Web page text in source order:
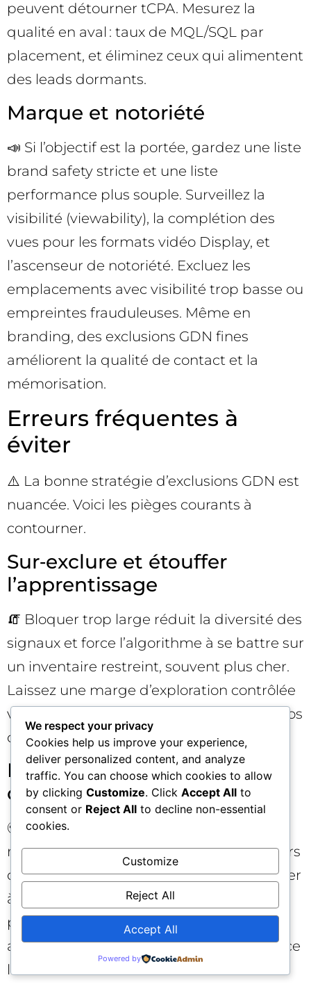
peuvent détourner tCPA. Mesurez la
qualité en aval : taux de MQL/SQL par
placement, et éliminez ceux qui alimentent
des leads dormants.
Marque et notoriété
📣 Si l’objectif est la portée, gardez une liste
brand safety stricte et une liste
performance plus souple. Surveillez la
visibilité (viewability), la complétion des
vues pour les formats vidéo Display, et
l’ascenseur de notoriété. Excluez les
emplacements avec visibilité trop basse ou
empreintes frauduleuses. Même en
branding, des exclusions GDN fines
améliorent la qualité de contact et la
mémorisation.
Erreurs fréquentes à
éviter
⚠️ La bonne stratégie d’exclusions GDN est
nuancée. Voici les pièges courants à
contourner.
Sur‑exclure et étouffer
l’apprentissage
🧯 Bloquer trop large réduit la diversité des
signaux et force l’algorithme à se battre sur
un inventaire restreint, souvent plus cher.
Laissez une marge d’exploration contrôlée
via la Sandbox et révisez régulièrement vos
décisions définitives.
Ignorer les spécificités
culturelles et linguistiques
🌍 Des sites ou apps « moyens » dans une
région peuvent être d’excellents carrefours
d’audience dans une autre. Avant d’ajouter
à la blocklist globale, vérifiez l’impact par
pays/langue. Une exclusion GDN aveugle
au contexte peut dégrader la performance
locale.
We respect your privacy
Cookies help us improve your experience,
deliver personalized content, and analyze
traffic. You can choose which cookies to allow
by clicking Customize. Click Accept All to
consent or Reject All to decline non-essential
cookies.
Customize
Reject All
Accept All
Powered by